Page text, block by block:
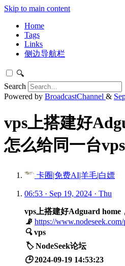
Skip to main content
Home
Tags
Links
侧边导航栏
🔍
Search
Powered by BroadcastChannel &
vps上搭建好
怎么给同一台
卡圈|免费AI|羊毛|白嫖
06:53 · Sep 19, 2024 · Thu
vps上搭建好Adguard home
📡 https://www.nodeseek.com/
🔍 vps
🏷️ NodeSeek论坛
🕒 2024-09-19 14:53:23